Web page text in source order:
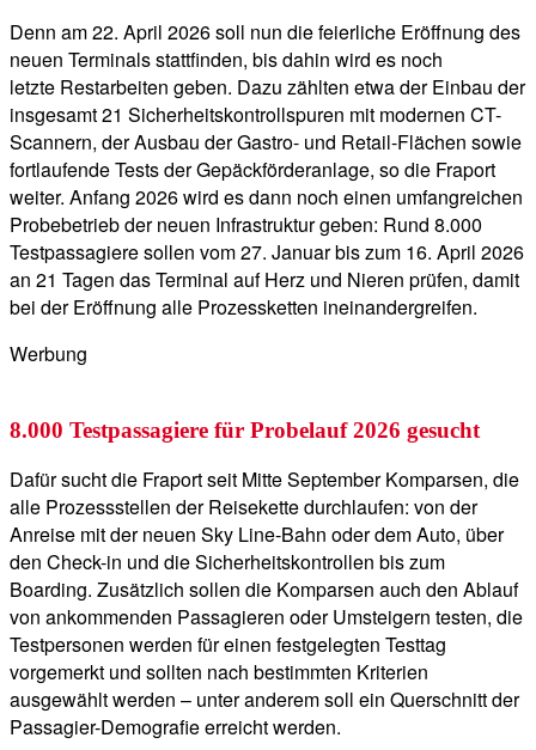
Denn am 22. April 2026 soll nun die feierliche Eröffnung des
neuen Terminals stattfinden, bis dahin wird es noch
letzte Restarbeiten geben. Dazu zählten etwa der Einbau der
insgesamt 21 Sicherheitskontrollspuren mit modernen CT-
Scannern, der Ausbau der Gastro- und Retail-Flächen sowie
fortlaufende Tests der Gepäckförderanlage, so die Fraport
weiter. Anfang 2026 wird es dann noch einen umfangreichen
Probebetrieb der neuen Infrastruktur geben: Rund 8.000
Testpassagiere sollen vom 27. Januar bis zum 16. April 2026
an 21 Tagen das Terminal auf Herz und Nieren prüfen, damit
bei der Eröffnung alle Prozessketten ineinandergreifen.
Werbung
8.000 Testpassagiere für Probelauf 2026 gesucht
Dafür sucht die Fraport seit Mitte September Komparsen, die
alle Prozessstellen der Reisekette durchlaufen: von der
Anreise mit der neuen Sky Line-Bahn oder dem Auto, über
den Check-in und die Sicherheitskontrollen bis zum
Boarding. Zusätzlich sollen die Komparsen auch den Ablauf
von ankommenden Passagieren oder Umsteigern testen, die
Testpersonen werden für einen festgelegten Testtag
vorgemerkt und sollten nach bestimmten Kriterien
ausgewählt werden – unter anderem soll ein Querschnitt der
Passagier-Demografie erreicht werden.